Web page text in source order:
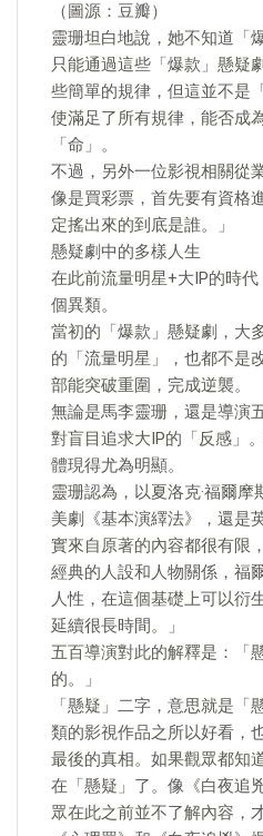
（圖源：豆瓣）
靈珊坦白地說，她不知道「
只能通過這些「爆款」懸疑
些簡單的規律，但這並不是
使滿足了所有規律，能否成
「命」。
不過，另外一位影視相關從
像是買彩票，首先要有資格
定搖出來的到底是誰。」
懸疑劇中的多樣人生
在此前流量明星+大IP的時
個異類。
當初的「爆款」懸疑劇，大
的「流量明星」，也都不是
部能突破重圍，完成逆襲。
無論是馬李靈珊，還是導演
對盲目追求大IP的「反感」
體現得尤為明顯。
靈珊認為，以夏洛克·福爾
美劇《基本演繹法》，還是
實來自原著的內容都很有限
經典的人設和人物關係，福
人性，在這個基礎上可以衍
延續很長時間。」
五百導演對此的解釋是：「
的。」
「懸疑」二字，意思就是「
類的影視作品之所以好看，
最後的真相。如果觀眾都知
在「懸疑」了。像《白夜追
眾在此之前並不了解內容，